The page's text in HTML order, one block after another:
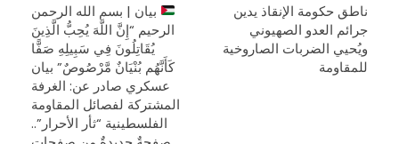
ناطق حكومة الإنقاذ يدين
جرائم العدو الصهيوني
ويُحيي الضربات الصاروخية
للمقاومة
بيان | بسم الله الرحمن
الرحيم “إِنَّ اللَّهَ يُحِبُّ الَّذِينَ
يُقَاتِلُونَ فِي سَبِيلِهِ صَفًّا
كَأَنَّهُم بُنْيَانٌ مَّرْصُوصٌ” بيان
عسكري صادر عن: الغرفة
المشتركة لفصائل المقاومة
الفلسطينية “ثأر الأحرار”..